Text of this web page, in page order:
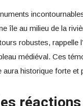
île au milieu de la
robustes, rappelle
médiéval. Ces
aura historique forte et